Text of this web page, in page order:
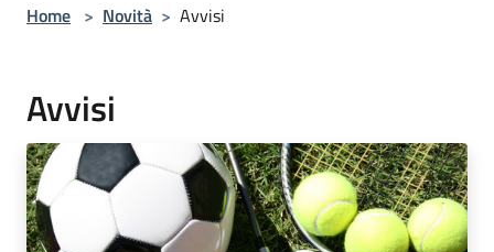
Home > Novità > Avvisi
Avvisi